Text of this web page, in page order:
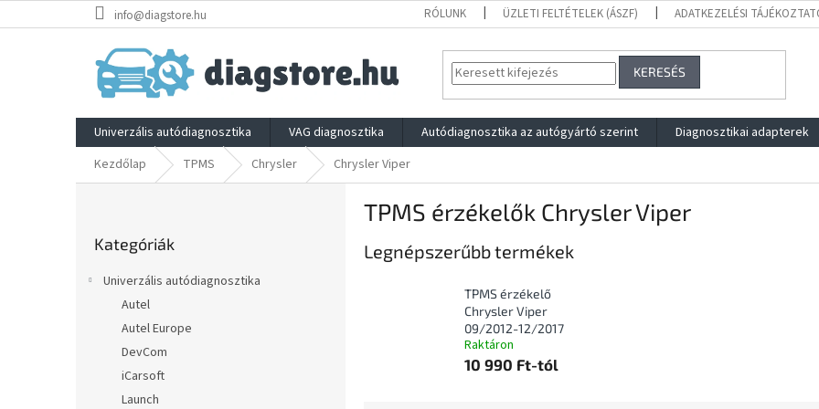
a
info@diagstore.hu RÓLUNK ÜZLETI FELTÉTELEK (ÁSZF) ADATKEZELÉSI
KERESÉS
Univerzális autódiagnosztika VAG diagnosztika Autódiagnosztika az autógyártó szerint Diagnosztikai adapterek
Kezdőlap
TPMS Chrysler Chrysler Viper
átugrása
Kategóriák
Univerzális autódiagnosztika
Autel
Autel Europe
DevCom
iCarsoft
Launch
TPMS érzékelők Chrysler Viper
Legnépszerűbb termékek
TPMS érzékelő
Chrysler Viper
09/2012-12/2017
Raktáron
10 990 Ft-tól